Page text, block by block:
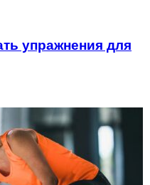
упражнения для